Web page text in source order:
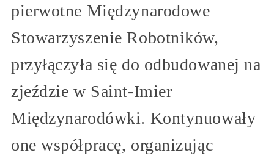
pierwotne Międzynarodowe
Stowarzyszenie Robotników,
przyłączyła się do odbudowanej na
zjeździe w Saint-Imier
Międzynarodówki. Kontynuowały
one współpracę, organizując